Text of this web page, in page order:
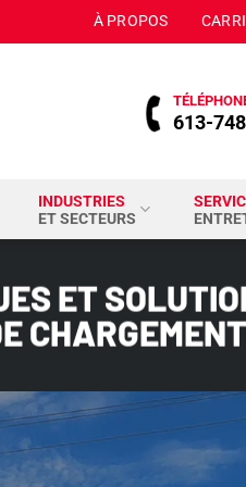
À PROPOS
613-
INDUSTRIES
ET SECTEURS
ET
CHARGEMENT